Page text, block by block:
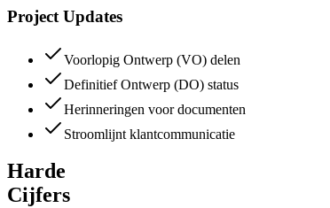
Project Updates
Voorlopig Ontwerp (VO) delen
Definitief Ontwerp (DO) status
Herinneringen voor documenten
Stroomlijnt klantcommunicatie
Harde
Cijfers